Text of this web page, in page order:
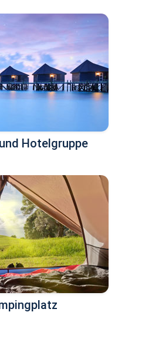
Hotelgruppe